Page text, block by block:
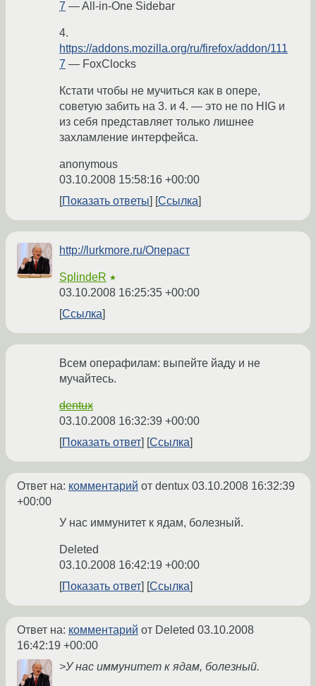
7 — All-in-One Sidebar
4.
https://addons.mozilla.org/ru/firefox/addon/111
7 — FoxClocks
Кстати чтобы не мучиться как в опере,
советую забить на 3. и 4. — это не по HIG и
из себя представляет только лишнее
захламление интерфейса.
anonymous
03.10.2008 15:58:16 +00:00
Показать ответы
Ссылка
http://lurkmore.ru/Операст
SplindeR ★
03.10.2008 16:25:35 +00:00
Ссылка
Всем операфилам: выпейте йаду и не
мучайтесь.
dentux
03.10.2008 16:32:39 +00:00
Показать ответ
Ссылка
Ответ на: комментарий от dentux 03.10.2008 16:32:39
+00:00
У нас иммунитет к ядам, болезный.
Deleted
03.10.2008 16:42:19 +00:00
Показать ответ
Ссылка
Ответ на: комментарий от Deleted 03.10.2008
16:42:19 +00:00
>У нас иммунитет к ядам, болезный.